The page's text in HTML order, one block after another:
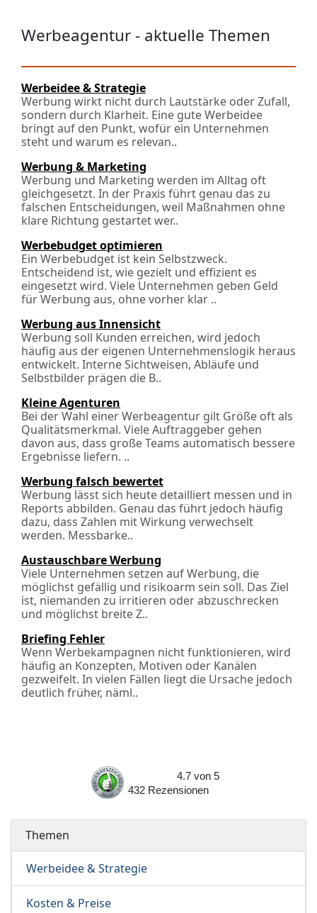
Werbeagentur - aktuelle Themen
Werbeidee & Strategie
Werbung wirkt nicht durch Lautstärke oder Zufall,
sondern durch Klarheit. Eine gute Werbeidee
bringt auf den Punkt, wofür ein Unternehmen
steht und warum es relevan..
Werbung & Marketing
Werbung und Marketing werden im Alltag oft
gleichgesetzt. In der Praxis führt genau das zu
falschen Entscheidungen, weil Maßnahmen ohne
klare Richtung gestartet wer..
Werbebudget optimieren
Ein Werbebudget ist kein Selbstzweck.
Entscheidend ist, wie gezielt und effizient es
eingesetzt wird. Viele Unternehmen geben Geld
für Werbung aus, ohne vorher klar ..
Werbung aus Innensicht
Werbung soll Kunden erreichen, wird jedoch
häufig aus der eigenen Unter­nehmens­logik heraus
entwickelt. Interne Sichtweisen, Abläufe und
Selbstbilder prägen die B..
Kleine Agenturen
Bei der Wahl einer Werbeagentur gilt Größe oft als
Qualitätsmerkmal. Viele Auftraggeber gehen
davon aus, dass große Teams automatisch bessere
Ergebnisse liefern. ..
Werbung falsch bewertet
Werbung lässt sich heute detailliert messen und in
Reports abbilden. Genau das führt jedoch häufig
dazu, dass Zahlen mit Wirkung verwechselt
werden. Messbarke..
Austauschbare Werbung
Viele Unternehmen setzen auf Werbung, die
möglichst gefällig und risikoarm sein soll. Das Ziel
ist, niemanden zu irritieren oder abzuschrecken
und möglichst breite Z..
Briefing Fehler
Wenn Werbekampagnen nicht funktionieren, wird
häufig an Konzepten, Motiven oder Kanälen
gezweifelt. In vielen Fällen liegt die Ursache jedoch
deutlich früher, näml..
4.7 von 5
432
Rezensionen
Themen
Werbeidee & Strategie
Kosten & Preise